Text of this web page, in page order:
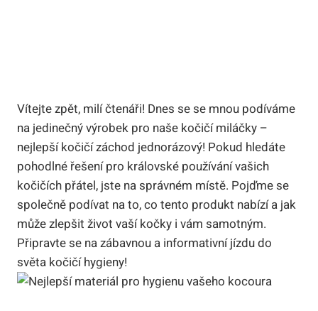
Vítejte zpět, milí čtenáři! Dnes se se mnou podíváme
na jedinečný výrobek pro naše kočičí miláčky –
nejlepší kočičí záchod jednorázový! Pokud hledáte
pohodlné řešení pro královské používání vašich
kočičích přátel, jste na správném místě. Pojďme se
společně podívat na to, co tento produkt nabízí a jak
může zlepšit život vaší kočky i vám samotným.
Připravte se na zábavnou a informativní jízdu do
světa kočičí hygieny!